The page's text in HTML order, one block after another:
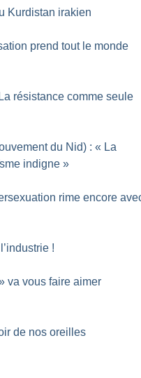
Kurdistan irakien
prend tout le monde
résistance comme seule
du Nid) : « La
indigne »
rime encore
!
va vous faire aimer
de nos oreilles